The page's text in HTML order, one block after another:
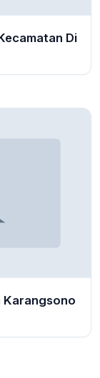
Di
Karangsono